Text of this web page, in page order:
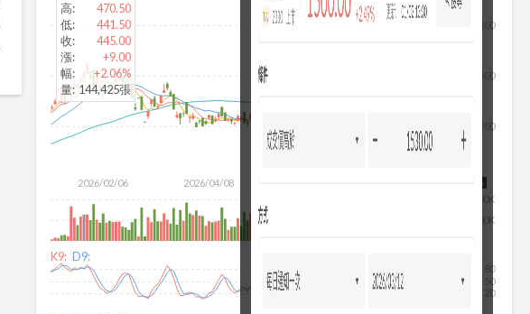
2026/02/06 2026/04/08
200
300
400
2026/08/05
100K
200K
高:
470.50
低:
441.50
收:
445.00
漲:
+9.00
幅:
+2.06%
量: 144,425張
K9: D9:
20
50
80